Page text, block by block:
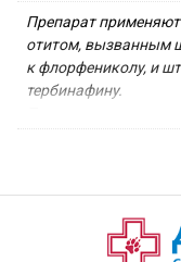
Препарат
отитом, вызванным
к флорфениколу, и
тербинафину.
Перед применением
встряхнуть.
высушивают
крышку с тюбика,